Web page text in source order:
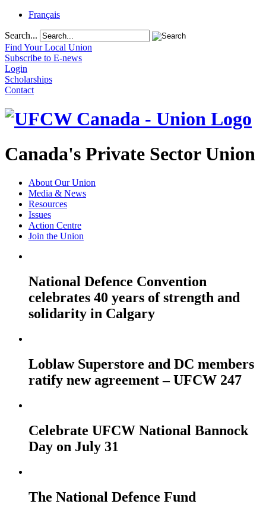
Français
Search...
Find Your Local Union
Subscribe to E-news
Login
Scholarships
Contact
Canada's Private Sector Union
About Our Union
Media & News
Resources
Issues
Action Centre
Join the Union
National Defence Convention
celebrates 40 years of strength and
solidarity in Calgary
Loblaw Superstore and DC members
ratify new agreement – UFCW 247
Celebrate UFCW National Bannock
Day on July 31
The National Defence Fund